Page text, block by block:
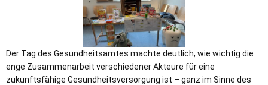
Der Tag des Gesundheitsamtes machte deutlich, wie wichtig die
enge Zusammenarbeit verschiedener Akteure für eine
zukunftsfähige Gesundheitsversorgung ist – ganz im Sinne des